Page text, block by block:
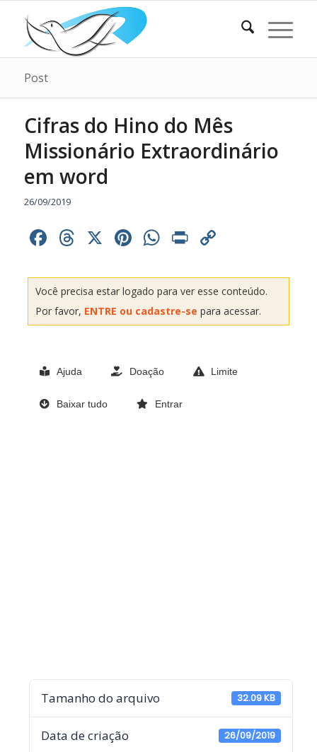
Post
Cifras do Hino do Mês
Missionário Extraordinário
em word
26/09/2019
Facebook
Threads
X Pinterest
WhatsApp
Print
Você precisa estar logado para ver esse conteúdo.
Por favor, ENTRE ou cadastre-se para acessar.
Ajuda Doação Limite
Baixar tudo Entrar
Tamanho do arquivo 32.09 KB
Data de criação 26/09/2019